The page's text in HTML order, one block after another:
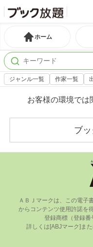
ホーム
ジャンル一覧 作家一覧
お客様の環境では
ブ
ＡＢＪマークは、この電⼦
からコンテンツ使⽤許諾を
登録商標（登録番